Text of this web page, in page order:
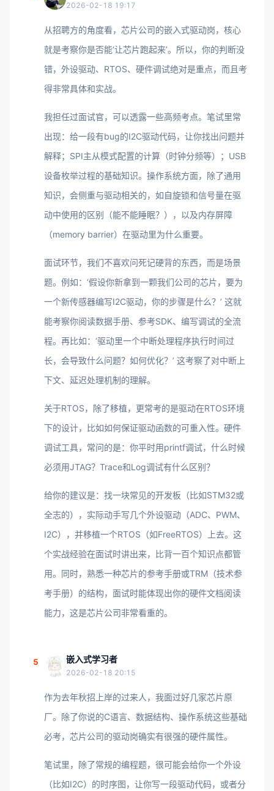
2026-02-18 19:17
从招聘方的角度看，芯片公司的嵌入式驱动岗，核心
就是考察你是否能‘让芯片跑起来’。所以，你的判断没
错，外设驱动、RTOS、硬件调试绝对是重点，而且考
得非常具体和实战。
我担任过面试官，可以透露一些高频考点。笔试里常
出现：给一段有bug的I2C驱动代码，让你找出问题并
解释；SPI主从模式配置的计算（时钟分频等）；USB
设备枚举过程的基础知识。操作系统方面，除了通用
知识，会侧重与驱动相关的，如自旋锁和信号量在驱
动中使用的区别（能不能睡眠？），以及内存屏障
（memory barrier）在驱动里为什么重要。
面试环节，我们不喜欢问死记硬背的东西，而是场景
题。例如：‘假设你新拿到一颗我们公司的芯片，要为
一个新传感器编写I2C驱动，你的步骤是什么？’ 这就
能考察你阅读数据手册、参考SDK、编写调试的全流
程。再比如：‘驱动里一个中断处理程序执行时间过
长，会导致什么问题？如何优化？’ 这考察了对中断上
下文、延迟处理机制的理解。
关于RTOS，除了移植，更常考的是驱动在RTOS环境
下的设计，比如如何保证驱动函数的可重入性。硬件
调试工具，常问的是：你平时用printf调试，什么时候
必须用JTAG？Trace和Log调试有什么区别？
给你的建议是：找一块常见的开发板（比如STM32或
全志的），实际动手写几个外设驱动（ADC、PWM、
I2C），并移植一个RTOS（如FreeRTOS）上去。这
个实战经验在面试时讲出来，比背一百个知识点都管
用。同时，熟悉一种芯片的参考手册或TRM（技术参
考手册）的结构，面试时能体现出你的硬件文档阅读
能力，这是芯片公司非常看重的。
5 嵌入式学习者
2026-02-18 20:15
作为去年秋招上岸的过来人，我面过好几家芯片原
厂。除了你说的C语言、数据结构、操作系统这些基础
必考，芯片公司的驱动岗确实有很强的硬件属性。
笔试里，除了常规的编程题，很可能会给你一个外设
（比如I2C）的时序图，让你写一段驱动代码，或者分